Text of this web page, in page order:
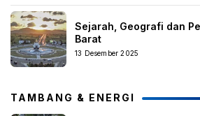
Sejarah, Geografi dan
Barat
13 Desember 2025
TAMBANG & ENERGI